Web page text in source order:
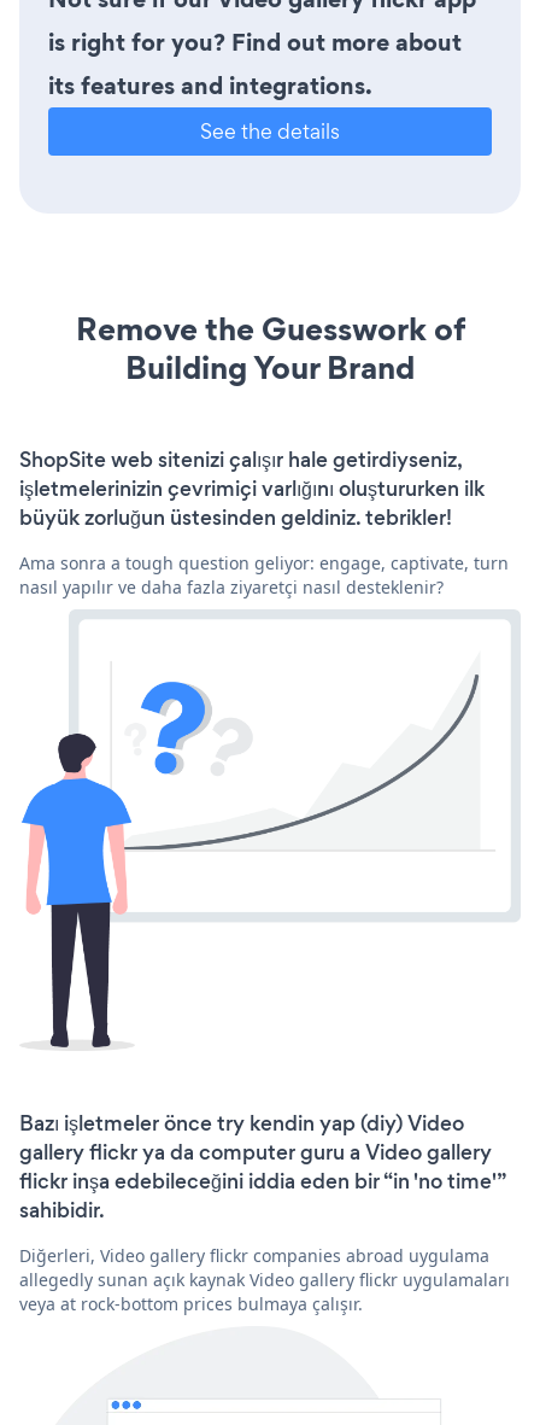
is right for you? Find out more about
its features and integrations.
See the details
Remove the Guesswork of
Building Your Brand
ShopSite web sitenizi çalışır hale getirdiyseniz,
işletmelerinizin çevrimiçi varlığını oluştururken ilk
büyük zorluğun üstesinden geldiniz. tebrikler!
Ama sonra a tough question geliyor: engage, captivate, turn
nasıl yapılır ve daha fazla ziyaretçi nasıl desteklenir?
Bazı işletmeler önce try kendin yap (diy) Video
gallery flickr ya da computer guru a Video gallery
flickr inşa edebileceğini iddia eden bir “in 'no time'”
sahibidir.
Diğerleri, Video gallery flickr companies abroad uygulama
allegedly sunan açık kaynak Video gallery flickr uygulamaları
veya at rock-bottom prices bulmaya çalışır.